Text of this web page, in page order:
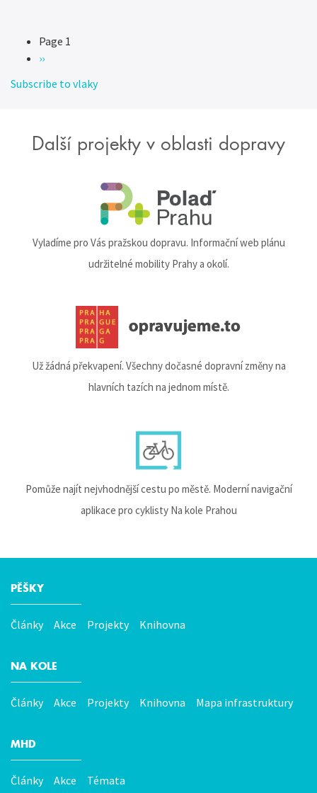
Pagination
Page 1
Následující
››
Subscribe to vlaky
Další projekty v oblasti dopravy
Vyladíme pro Vás pražskou dopravu. Informační web plánu
udržitelné mobility Prahy a okolí.
Už žádná překvapení. Všechny dočasné dopravní změny na
hlavních tazích na jednom místě.
Pomůže najít nejvhodnější cestu po městě. Moderní navigační
aplikace pro cyklisty Na kole Prahou
Hlavní
menu
PĚŠKY
Články Akce Projekty Knihovna
NA KOLE
Články Akce Projekty Knihovna Mapa infrastruktury
MHD
Články Akce Témata